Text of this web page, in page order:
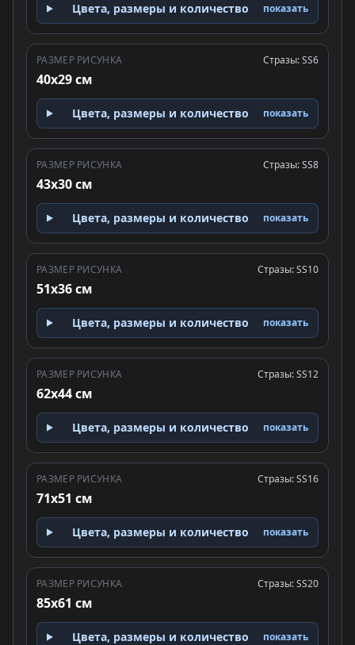
Цвета, размеры и количество показать
РАЗМЕР РИСУНКА
40x29 см
Стразы: SS6
Цвета, размеры и количество показать
РАЗМЕР РИСУНКА
43x30 см
Стразы: SS8
Цвета, размеры и количество показать
РАЗМЕР РИСУНКА
51x36 см
Стразы: SS10
Цвета, размеры и количество показать
РАЗМЕР РИСУНКА
62x44 см
Стразы: SS12
Цвета, размеры и количество показать
РАЗМЕР РИСУНКА
71x51 см
Стразы: SS16
Цвета, размеры и количество показать
РАЗМЕР РИСУНКА
85x61 см
Стразы: SS20
Цвета, размеры и количество показать